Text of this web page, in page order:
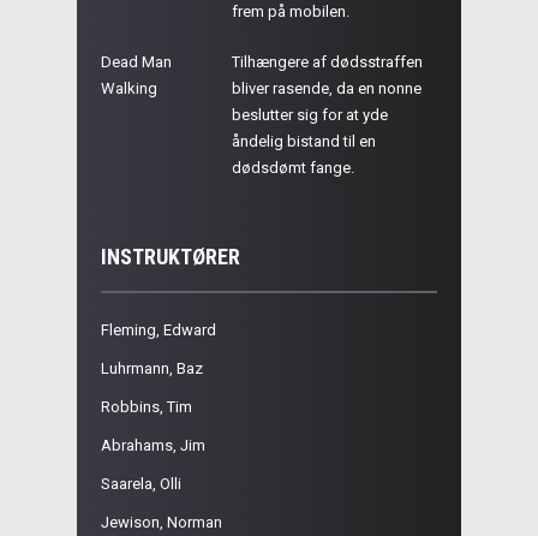
frem på mobilen.
Dead Man
Walking
Tilhængere af dødsstraffen
bliver rasende, da en nonne
beslutter sig for at yde
åndelig bistand til en
dødsdømt fange.
INSTRUKTØRER
Fleming, Edward
Luhrmann, Baz
Robbins, Tim
Abrahams, Jim
Saarela, Olli
Jewison, Norman